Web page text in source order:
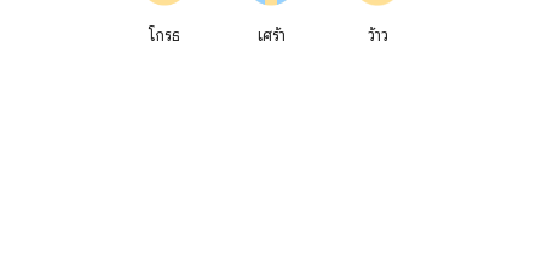
โกรธ เศร้า ว้าว